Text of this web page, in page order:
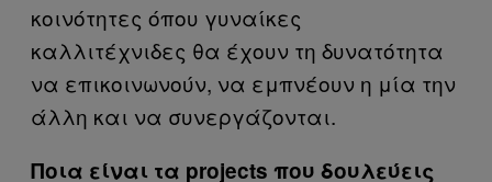
κοινότητες όπου γυναίκες
καλλιτέχνιδες θα έχουν τη δυνατότητα
να επικοινωνούν, να εμπνέουν η μία την
άλλη και να συνεργάζονται.
Ποια είναι τα projects που δουλεύεις